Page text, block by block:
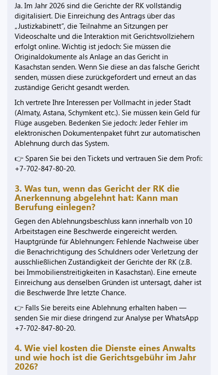
Ja. Im Jahr 2026 sind die Gerichte der RK vollständig
digitalisiert. Die Einreichung des Antrags über das
„Justizkabinett“, die Teilnahme an Sitzungen per
Videoschalte und die Interaktion mit Gerichtsvollziehern
erfolgt online. Wichtig ist jedoch: Sie müssen die
Originaldokumente als Anlage an das Gericht in
Kasachstan senden. Wenn Sie diese an das falsche Gericht
senden, müssen diese zurückgefordert und erneut an das
zuständige Gericht gesandt werden.
Ich vertrete Ihre Interessen per Vollmacht in jeder Stadt
(Almaty, Astana, Schymkent etc.). Sie müssen kein Geld für
Flüge ausgeben. Bedenken Sie jedoch: Jeder Fehler im
elektronischen Dokumentenpaket führt zur automatischen
Ablehnung durch das System.
👉 Sparen Sie bei den Tickets und vertrauen Sie dem Profi:
+7-702-847-80-20.
3. Was tun, wenn das Gericht der RK die
Anerkennung abgelehnt hat: Kann man
Berufung einlegen?
Gegen den Ablehnungsbeschluss kann innerhalb von 10
Arbeitstagen eine Beschwerde eingereicht werden.
Hauptgründe für Ablehnungen: Fehlende Nachweise über
die Benachrichtigung des Schuldners oder Verletzung der
ausschließlichen Zuständigkeit der Gerichte der RK (z.B.
bei Immobilienstreitigkeiten in Kasachstan). Eine erneute
Einreichung aus denselben Gründen ist untersagt, daher ist
die Beschwerde Ihre letzte Chance.
👉 Falls Sie bereits eine Ablehnung erhalten haben —
senden Sie mir diese dringend zur Analyse per WhatsApp
+7-702-847-80-20.
4. Wie viel kosten die Dienste eines Anwalts
und wie hoch ist die Gerichtsgebühr im Jahr
2026?